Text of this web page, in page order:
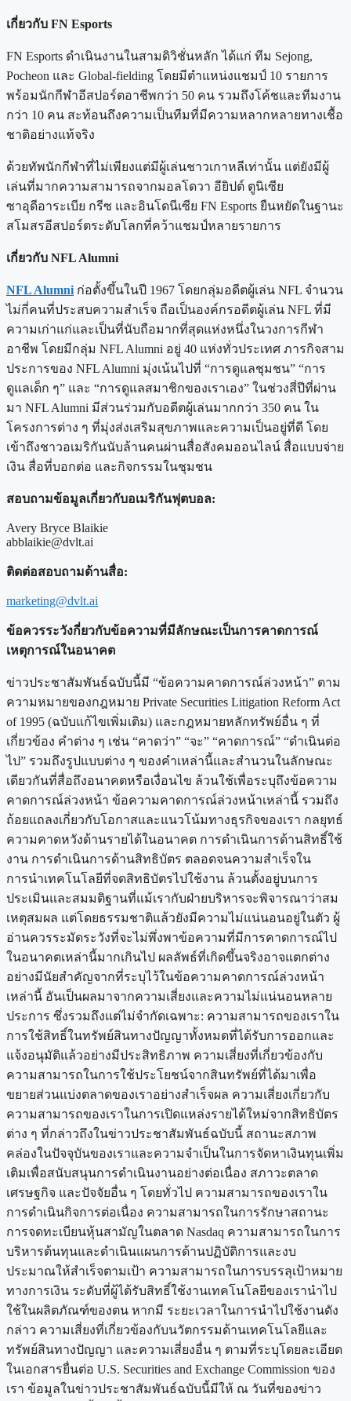
เกี่ยวกับ FN Esports
FN Esports ดำเนินงานในสามดิวิชั่นหลัก ได้แก่ ทีม Sejong,
Pocheon และ Global-fielding โดยมีตำแหน่งแชมป์ 10 รายการ
พร้อมนักกีฬาอีสปอร์ตอาชีพกว่า 50 คน รวมถึงโค้ชและทีมงาน
กว่า 10 คน สะท้อนถึงความเป็นทีมที่มีความหลากหลายทางเชื้อ
ชาติอย่างแท้จริง
ด้วยทัพนักกีฬาที่ไม่เพียงแต่มีผู้เล่นชาวเกาหลีเท่านั้น แต่ยังมีผู้
เล่นที่มากความสามารถจากมอลโดวา อียิปต์ ตูนิเซีย
ซาอุดีอาระเบีย กรีซ และอินโดนีเซีย FN Esports ยืนหยัดในฐานะ
สโมสรอีสปอร์ตระดับโลกที่คว้าแชมป์หลายรายการ
เกี่ยวกับ NFL Alumni
NFL Alumniก่อตั้งขึ้นในปี 1967 โดยกลุ่มอดีตผู้เล่น NFL จำนวน
ไม่กี่คนที่ประสบความสำเร็จ ถือเป็นองค์กรอดีตผู้เล่น NFL ที่มี
ความเก่าแก่และเป็นที่นับถือมากที่สุดแห่งหนึ่งในวงการกีฬา
อาชีพ โดยมีกลุ่ม NFL Alumni อยู่ 40 แห่งทั่วประเทศ ภารกิจสาม
ประการของ NFL Alumni มุ่งเน้นไปที่ “การดูแลชุมชน” “การ
ดูแลเด็ก ๆ” และ “การดูแลสมาชิกของเราเอง” ในช่วงสี่ปีที่ผ่าน
มา NFL Alumni มีส่วนร่วมกับอดีตผู้เล่นมากกว่า 350 คน ใน
โครงการต่าง ๆ ที่มุ่งส่งเสริมสุขภาพและความเป็นอยู่ที่ดี โดย
เข้าถึงชาวอเมริกันนับล้านคนผ่านสื่อสังคมออนไลน์ สื่อแบบจ่าย
เงิน สื่อที่บอกต่อ และกิจกรรมในชุมชน
สอบถามข้อมูลเกี่ยวกับอเมริกันฟุตบอล:
Avery Bryce Blaikie
abblaikie@dvlt.ai
ติดต่อสอบถามด้านสื่อ:
marketing@dvlt.ai
ข้อควรระวังกี่ยวกับข้อความที่มีลักษณะเป็นการคาดการณ์
เหตุการณ์ในอนาคต
ข่าวประชาสัมพันธ์ฉบับนี้มี “ข้อความคาดการณ์ล่วงหน้า” ตาม
ความหมายของกฎหมาย Private Securities Litigation Reform Act
of 1995 (ฉบับแก้ไขเพิ่มเติม) และกฎหมายหลักทรัพย์อื่น ๆ ที่
เกี่ยวข้อง คำต่าง ๆ เช่น “คาดว่า” “จะ” “คาดการณ์” “ดำเนินต่อ
ไป” รวมถึงรูปแบบต่าง ๆ ของคำเหล่านี้และสำนวนในลักษณะ
เดียวกันที่สื่อถึงอนาคตหรือเงื่อนไข ล้วนใช้เพื่อระบุถึงข้อความ
คาดการณ์ล่วงหน้า ข้อความคาดการณ์ล่วงหน้าเหล่านี้ รวมถึง
ถ้อยแถลงเกี่ยวกับโอกาสและแนวโน้มทางธุรกิจของเรา กลยุทธ์
ความคาดหวังด้านรายได้ในอนาคต การดำเนินการด้านสิทธิ์ใช้
งาน การดำเนินการด้านสิทธิบัตร ตลอดจนความสำเร็จใน
การนำเทคโนโลยีที่จดสิทธิบัตรไปใช้งาน ล้วนตั้งอยู่บนการ
ประเมินและสมมติฐานที่แม้เรากับฝ่ายบริหารจะพิจารณาว่าสม
เหตุสมผล แต่โดยธรรมชาติแล้วยังมีความไม่แน่นอนอยู่ในตัว ผู้
อ่านควรระมัดระวังที่จะไม่พึ่งพาข้อความที่มีการคาดการณ์ไป
ในอนาคตเหล่านี้มากเกินไป ผลลัพธ์ที่เกิดขึ้นจริงอาจแตกต่าง
อย่างมีนัยสำคัญจากที่ระบุไว้ในข้อความคาดการณ์ล่วงหน้า
เหล่านี้ อันเป็นผลมาจากความเสี่ยงและความไม่แน่นอนหลาย
ประการ ซึ่งรวมถึงแต่ไม่จำกัดเฉพาะ: ความสามารถของเราใน
การใช้สิทธิ์ในทรัพย์สินทางปัญญาทั้งหมดที่ได้รับการออกและ
แจ้งอนุมัติแล้วอย่างมีประสิทธิภาพ ความเสี่ยงที่เกี่ยวข้องกับ
ความสามารถในการใช้ประโยชน์จากสินทรัพย์ที่ได้มาเพื่อ
ขยายส่วนแบ่งตลาดของเราอย่างสำเร็จผล ความเสี่ยงเกี่ยวกับ
ความสามารถของเราในการเปิดแหล่งรายได้ใหม่จากสิทธิบัตร
ต่าง ๆ ที่กล่าวถึงในข่าวประชาสัมพันธ์ฉบับนี้ สถานะสภาพ
คล่องในปัจจุบันของเราและความจำเป็นในการจัดหาเงินทุนเพิ่ม
เติมเพื่อสนับสนุนการดำเนินงานอย่างต่อเนื่อง สภาวะตลาด
เศรษฐกิจ และปัจจัยอื่น ๆ โดยทั่วไป ความสามารถของเราใน
การดำเนินกิจการต่อเนื่อง ความสามารถในการรักษาสถานะ
การจดทะเบียนหุ้นสามัญในตลาด Nasdaq ความสามารถในการ
บริหารต้นทุนและดำเนินแผนการด้านปฏิบัติการและงบ
ประมาณให้สำเร็จตามเป้า ความสามารถในการบรรลุเป้าหมาย
ทางการเงิน ระดับที่ผู้ได้รับสิทธิ์ใช้งานเทคโนโลยีของเรานำไป
ใช้ในผลิตภัณฑ์ของตน หากมี ระยะเวลาในการนำไปใช้งานดัง
กล่าว ความเสี่ยงที่เกี่ยวข้องกับนวัตกรรมด้านเทคโนโลยีและ
ทรัพย์สินทางปัญญา และความเสี่ยงอื่น ๆ ตามที่ระบุโดยละเอียด
ในเอกสารยื่นต่อ U.S. Securities and Exchange Commission ของ
เรา ข้อมูลในข่าวประชาสัมพันธ์ฉบับนี้มีให้ ณ วันที่ของข่าว